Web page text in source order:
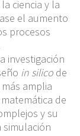
ciencia y la
el aumento
procesos
investigación
in silico de
amplia
de
y su
simulación